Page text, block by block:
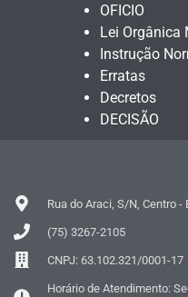
OFICIO
Lei Orgânica
Instrução
Erratas
Decretos
DECISÃO
Rua do Araci, S/N, Centro
(75) 3267-2105
CNPJ: 63.102.321/0001-17
Horário de Atendimento: